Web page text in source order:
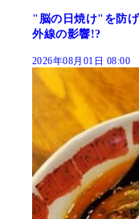
"脳の日焼け"を防
外線の影響!?
2026年08月01日 08:00